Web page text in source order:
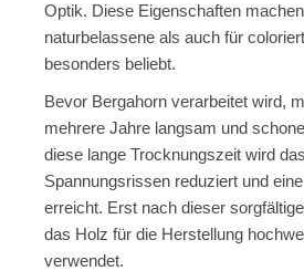
Optik. Diese Eigenschaften
naturbelassene als auch für
besonders beliebt.
Bevor Bergahorn verarbeitet wird,
mehrere Jahre langsam und
diese lange Trocknungszeit wird
Spannungsrissen reduziert und
erreicht. Erst nach dieser
das Holz für die Herstellung
verwendet.